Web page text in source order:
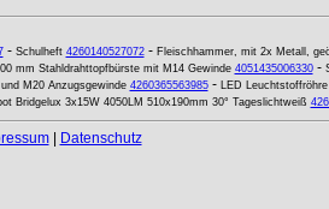
- Schulheft 4260140527072- Fleischhammer, mit 2x Metall,
mm Stahldrahttopfbürste mit M14 Gewinde 4051435006330-
M20 Anzugsgewinde 4260365563985- LED
Bridgelux 3x15W 4050LM 510x190mm 30° Tageslichtweiß
| Datenschutz